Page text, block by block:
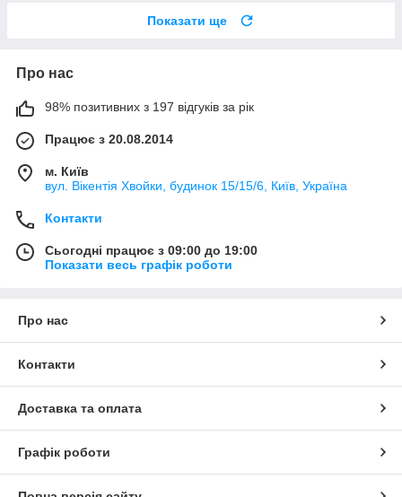
Показати ще
Про нас
98% позитивних з 197 відгуків за рік
Працює з 20.08.2014
м. Київ
вул. Вікентія Хвойки, будинок 15/15/6, Київ, Україна
Контакти
Сьогодні працює з 09:00 до 19:00
Показати весь графік роботи
Про нас
Контакти
Доставка та оплата
Графік роботи